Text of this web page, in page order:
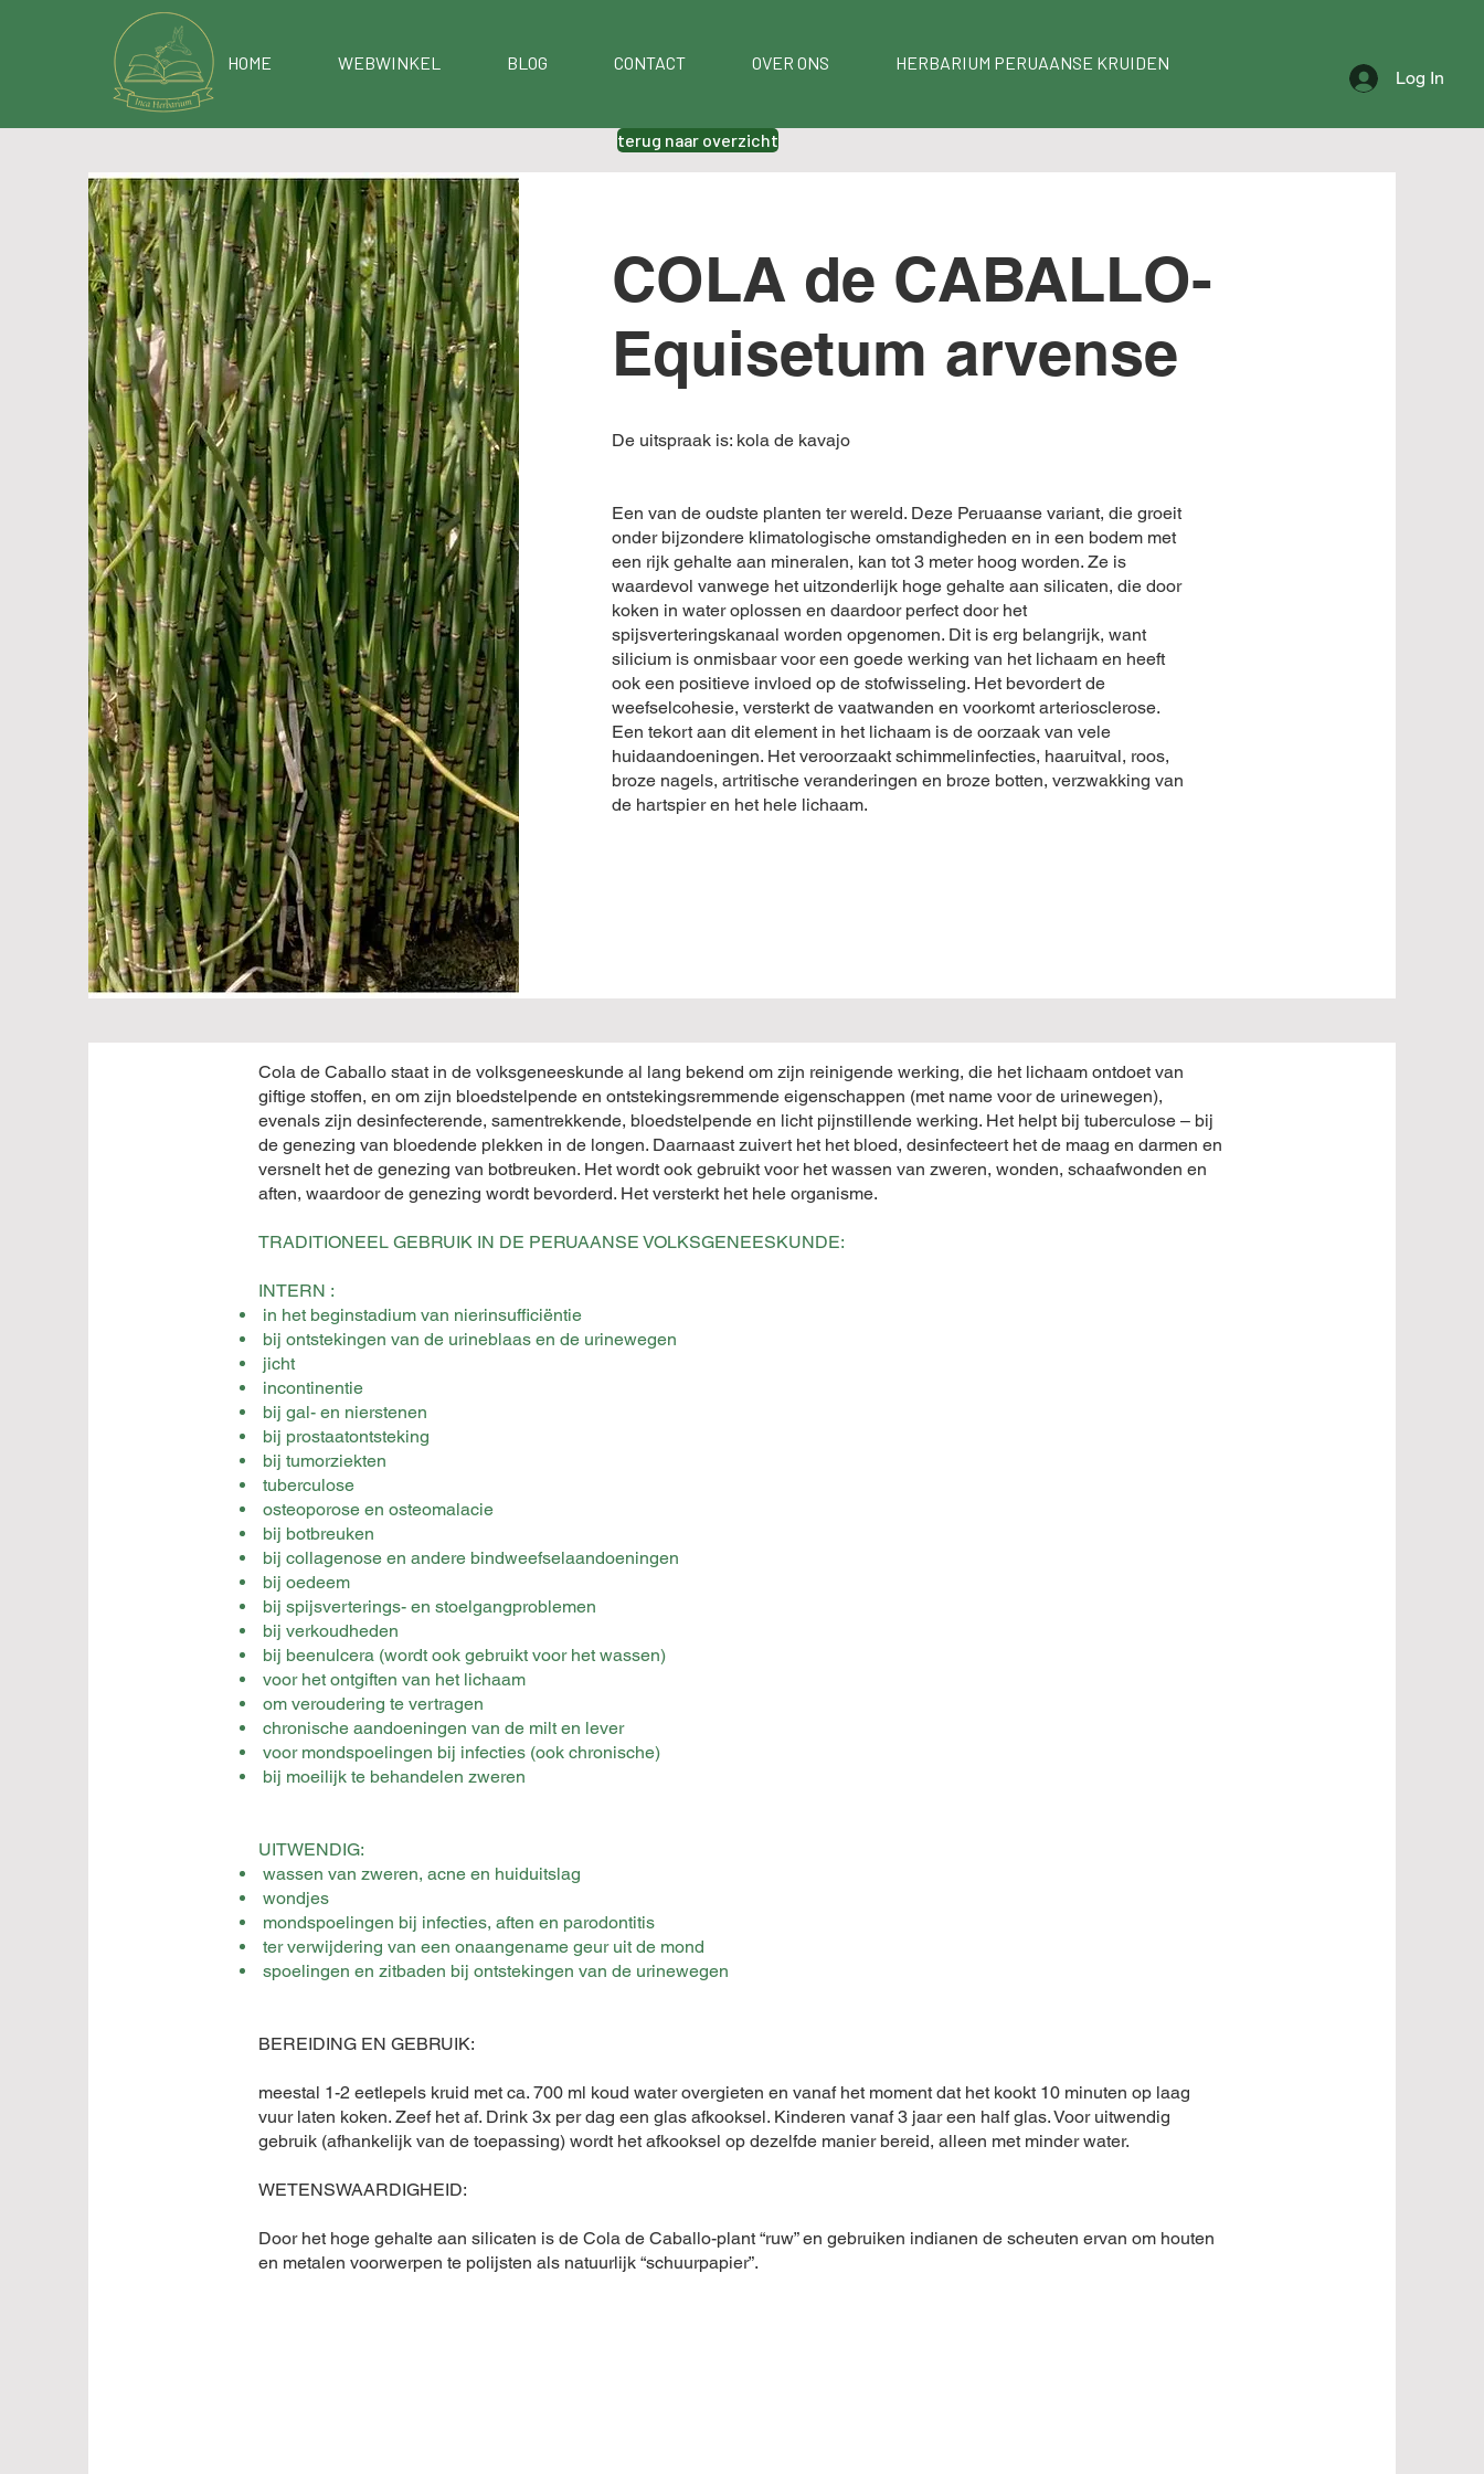
HOME WEBWINKEL BLOG CONTACT OVER ONS HERBARIUM PERUAANSE KRUIDEN
Log In
terug naar overzicht
COLA de CABALLO-
Equisetum arvense
De uitspraak is: kola de kavajo
Een van de oudste planten ter wereld. Deze Peruaanse variant, die groeit
onder bijzondere klimatologische omstandigheden en in een bodem met
een rijk gehalte aan mineralen, kan tot 3 meter hoog worden. Ze is
waardevol vanwege het uitzonderlijk hoge gehalte aan silicaten, die door
koken in water oplossen en daardoor perfect door het
spijsverteringskanaal worden opgenomen. Dit is erg belangrijk, want
silicium is onmisbaar voor een goede werking van het lichaam en heeft
ook een positieve invloed op de stofwisseling. Het bevordert de
weefselcohesie, versterkt de vaatwanden en voorkomt arteriosclerose.
Een tekort aan dit element in het lichaam is de oorzaak van vele
huidaandoeningen. Het veroorzaakt schimmelinfecties, haaruitval, roos,
broze nagels, artritische veranderingen en broze botten, verzwakking van
de hartspier en het hele lichaam.
Cola de Caballo staat in de volksgeneeskunde al lang bekend om zijn reinigende werking, die het lichaam ontdoet van
giftige stoffen, en om zijn bloedstelpende en ontstekingsremmende eigenschappen (met name voor de urinewegen),
evenals zijn desinfecterende, samentrekkende, bloedstelpende en licht pijnstillende werking. Het helpt bij tuberculose – bij
de genezing van bloedende plekken in de longen. Daarnaast zuivert het het bloed, desinfecteert het de maag en darmen en
versnelt het de genezing van botbreuken. Het wordt ook gebruikt voor het wassen van zweren, wonden, schaafwonden en
aften, waardoor de genezing wordt bevorderd. Het versterkt het hele organisme.
TRADITIONEEL GEBRUIK IN DE PERUAANSE VOLKSGENEESKUNDE:
INTERN :
in het beginstadium van nierinsufficiëntie
bij ontstekingen van de urineblaas en de urinewegen
jicht
incontinentie
bij gal- en nierstenen
bij prostaatontsteking
bij tumorziekten
tuberculose
osteoporose en osteomalacie
bij botbreuken
bij collagenose en andere bindweefselaandoeningen
bij oedeem
bij spijsverterings- en stoelgangproblemen
bij verkoudheden
bij beenulcera (wordt ook gebruikt voor het wassen)
voor het ontgiften van het lichaam
om veroudering te vertragen
chronische aandoeningen van de milt en lever
voor mondspoelingen bij infecties (ook chronische)
bij moeilijk te behandelen zweren
UITWENDIG:
wassen van zweren, acne en huiduitslag
wondjes
mondspoelingen bij infecties, aften en parodontitis
ter verwijdering van een onaangename geur uit de mond
spoelingen en zitbaden bij ontstekingen van de urinewegen
BEREIDING EN GEBRUIK:
meestal 1-2 eetlepels kruid met ca. 700 ml koud water overgieten en vanaf het moment dat het kookt 10 minuten op laag
vuur laten koken. Zeef het af. Drink 3x per dag een glas afkooksel. Kinderen vanaf 3 jaar een half glas. Voor uitwendig
gebruik (afhankelijk van de toepassing) wordt het afkooksel op dezelfde manier bereid, alleen met minder water.
WETENSWAARDIGHEID:
Door het hoge gehalte aan silicaten is de Cola de Caballo-plant “ruw” en gebruiken indianen de scheuten ervan om houten
en metalen voorwerpen te polijsten als natuurlijk “schuurpapier”.